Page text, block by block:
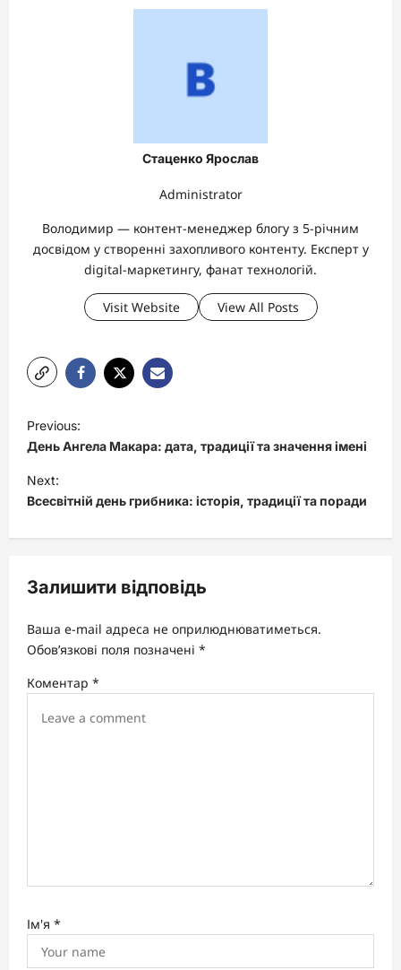
Стаценко Ярослав
Administrator
Володимир — контент-менеджер блогу з 5-річним
досвідом у створенні захопливого контенту. Експерт у
digital-маркетингу, фанат технологій.
Visit Website View All Posts
P
o
s
t
v
g
t
Previous:
День Ангела Макара: дата, традиції та значення імені
Next:
Всесвітній день грибника: історія, традиції та поради
Залишити відповідь
Ваша e-mail адреса не оприлюднюватиметься.
Обов’язкові поля позначені *
Коментар *
Ім'я *